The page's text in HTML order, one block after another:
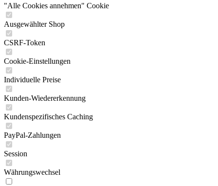
"Alle Cookies annehmen" Cookie
Ausgewählter Shop
CSRF-Token
Cookie-Einstellungen
Individuelle Preise
Kunden-Wiedererkennung
Kundenspezifisches Caching
PayPal-Zahlungen
Session
Währungswechsel